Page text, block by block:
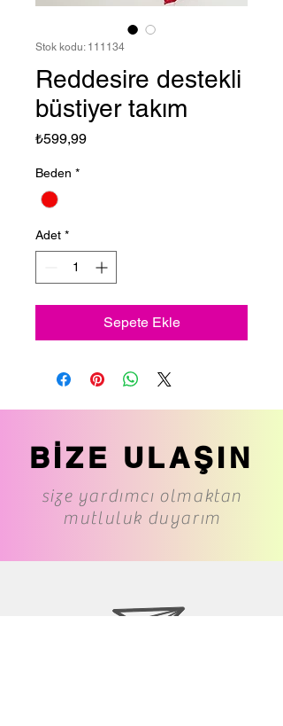
Stok kodu: 111134
Reddesire destekli
büstiyer takım
₺599,99Fiyat
Beden *
Adet *
Sepete Ekle
BİZE ULAŞIN
size yardımcı olmaktan
mutluluk duyarım